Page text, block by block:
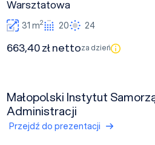
Warsztatowa
31 m2 20 24
663,40 zł nettoza dzień
Małopolski Instytut
Administracji
Przejdź do prezentacji